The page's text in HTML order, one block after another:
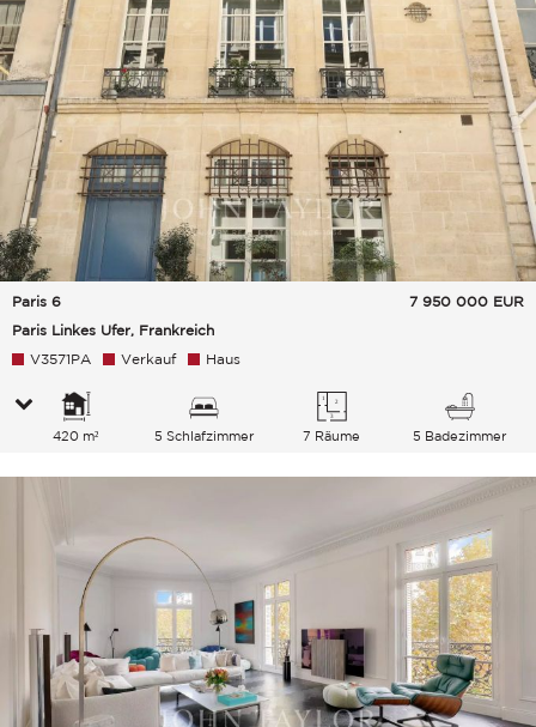
Paris 6
Paris Linkes Ufer, Frankreich
7 950 000 EUR
V3571PA Verkauf Haus
420 m² 5 Schlafzimmer 7 Räume 5 Badezimmer